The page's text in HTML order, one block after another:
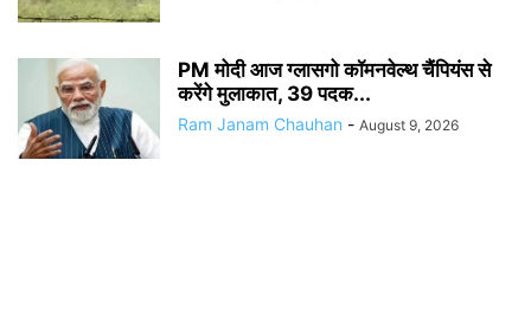
PM मोदी आज ग्लासगो कॉमनवेल्थ चैंपियंस से
करेंगे मुलाकात, 39 पदक...
Ram Janam Chauhan - August 9, 2026